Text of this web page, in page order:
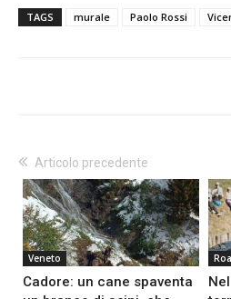
TAGS murale Paolo Rossi
Articolo precedente
Veneto
Cadore: un cane spaventa